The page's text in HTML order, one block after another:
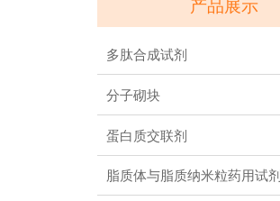
产品展示
多肽合成试剂
分子砌块
蛋白质交联剂
脂质体与脂质纳米粒药用试剂